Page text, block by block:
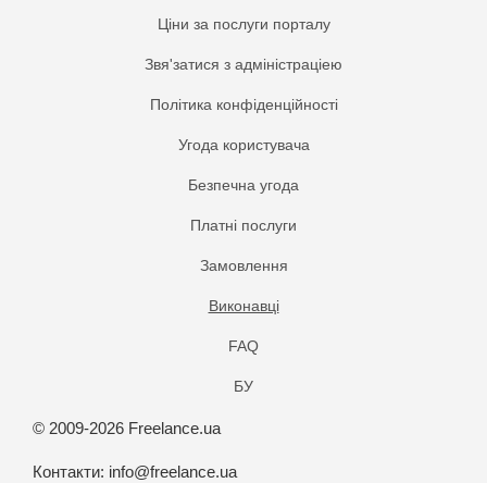
Ціни за послуги порталу
Звя'затися з адміністраціею
Політика конфіденційності
Угода користувача
Безпечна угода
Платнi послуги
Замовлення
Виконавці
FAQ
БУ
© 2009-2026 Freelance.ua
Контакти: info@freelance.ua